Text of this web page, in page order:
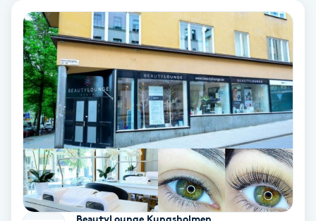
Psoriasis
Radiofrekvens
Rakning
Reflexologi
BeautyLounge Kungsholmen